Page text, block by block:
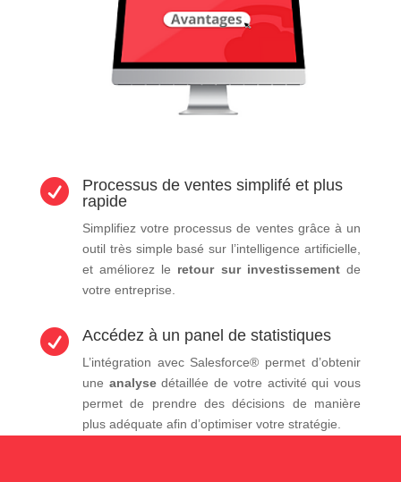

Processus de ventes simplifé et plus
rapide
Simplifiez votre processus de ventes grâce à un
outil très simple basé sur l’intelligence artificielle,
et améliorez le retour sur investissementde
votre entreprise.
 Accédez à un panel de statistiques
L’intégration avec Salesforce® permet d’obtenir
une analysedétaillée de votre activité qui vous
permet de prendre des décisions de manière
plus adéquate afin d’optimiser votre stratégie.